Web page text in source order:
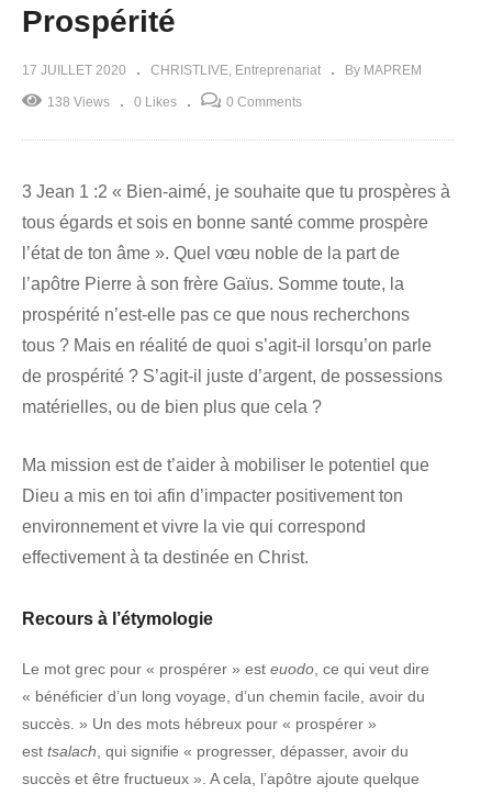
Prospérité
17 JUILLET 2020 CHRISTLIVE Entreprenariat By MAPREM
138 Views 0 Likes 0 Comments
3 Jean 1 :2 « Bien-aimé, je souhaite que tu prospères à
tous égards et sois en bonne santé comme prospère
l’état de ton âme ». Quel vœu noble de la part de
l’apôtre Pierre à son frère Gaïus. Somme toute, la
prospérité n’est-elle pas ce que nous recherchons
tous ? Mais en réalité de quoi s’agit-il lorsqu’on parle
de prospérité ? S’agit-il juste d’argent, de possessions
matérielles, ou de bien plus que cela ?
Ma mission est de t’aider à mobiliser le potentiel que
Dieu a mis en toi afin d’impacter positivement ton
environnement et vivre la vie qui correspond
effectivement à ta destinée en Christ.
Recours à l’étymologie
Le mot grec pour « prospérer » est euodo , ce qui veut dire
« bénéficier d’un long voyage, d’un chemin facile, avoir du
succès. » Un des mots hébreux pour « prospérer »
est tsalach , qui signifie « progresser, dépasser, avoir du
succès et être fructueux ». A cela, l’apôtre ajoute quelque